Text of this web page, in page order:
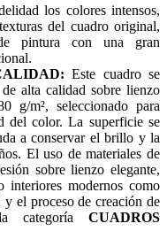
los colores intensos,
del cuadro original,
pintura con una gran
Este cuadro se
alta calidad sobre lienzo
g/m², seleccionado para
del color. La superficie se
a conservar el brillo y la
El uso de materiales de
sobre lienzo elegante,
interiores modernos como
y el proceso de creación de
categoría CUADROS